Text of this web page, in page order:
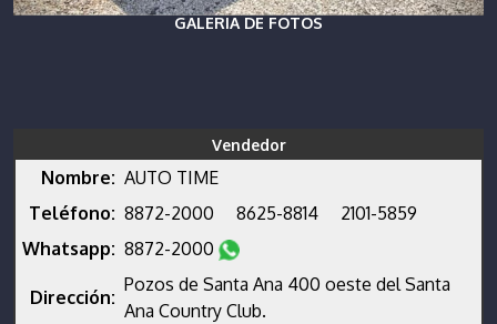
GALERIA DE FOTOS
Vendedor
Nombre: AUTO TIME
Teléfono: 8872-2000 8625-8814
2101-5859
Whatsapp: 8872-2000
Dirección:
Pozos de Santa Ana 400 oeste del Santa
Ana Country Club.